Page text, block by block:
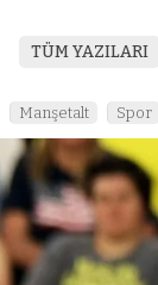
TÜM YAZILARI
Manşetalt Spor